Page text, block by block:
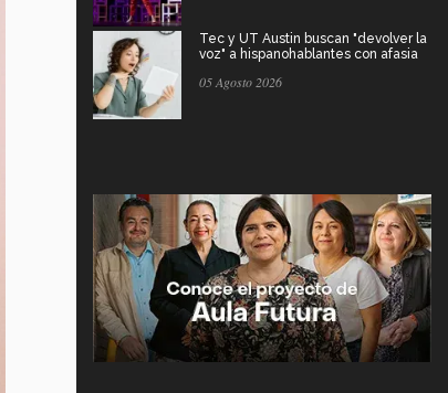
Tec y UT Austin buscan "devolver la
voz" a hispanohablantes con afasia
05 Agosto 2026